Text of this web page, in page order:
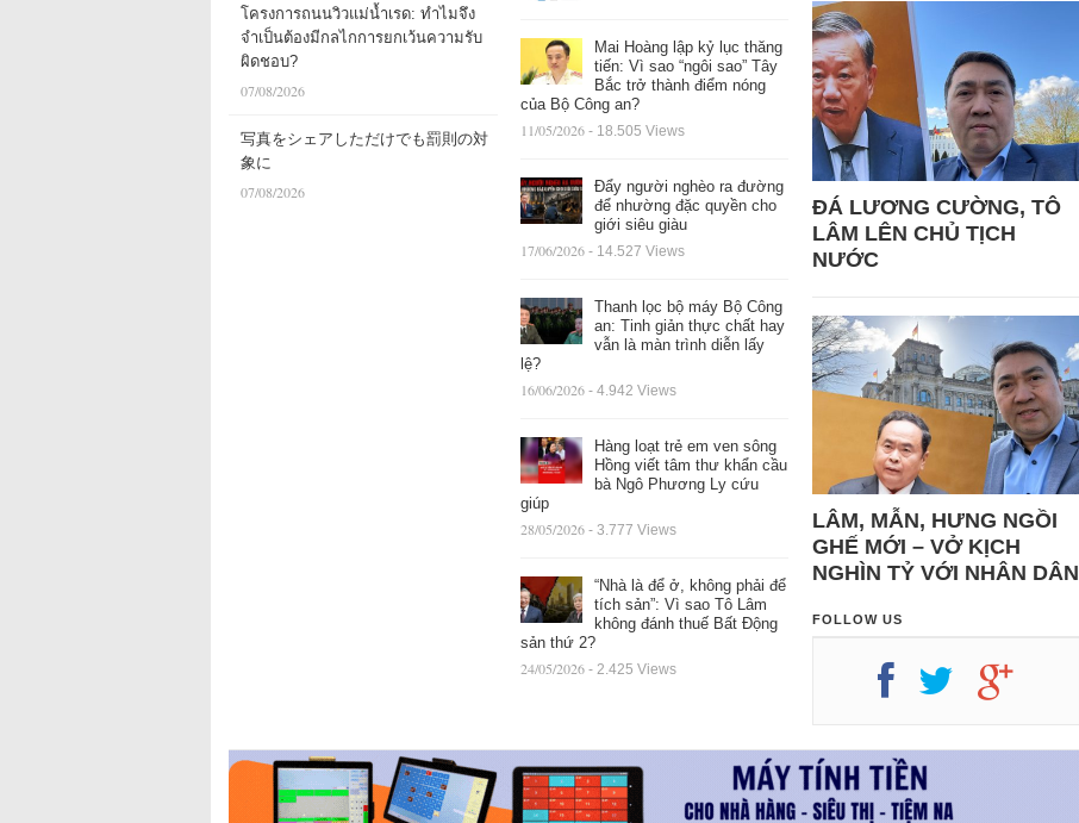
โครงการถนนวิวแม่น้ำเรด: ทำไมจึง
จำเป็นต้องมีกลไกการยกเว้นความรับ
ผิดชอบ?
07/08/2026
写真をシェアしただけでも罰則の対
象に
07/08/2026
Mai Hoàng lập kỷ lục thăng
tiến: Vì sao “ngôi sao” Tây
Bắc trở thành điểm nóng
của Bộ Công an?
11/05/2026 - 18.505 Views
Đẩy người nghèo ra đường
để nhường đặc quyền cho
giới siêu giàu
17/06/2026 - 14.527 Views
Thanh lọc bộ máy Bộ Công
an: Tinh giản thực chất hay
vẫn là màn trình diễn lấy
lệ?
16/06/2026 - 4.942 Views
Hàng loạt trẻ em ven sông
Hồng viết tâm thư khẩn cầu
bà Ngô Phương Ly cứu
giúp
28/05/2026 - 3.777 Views
“Nhà là để ở, không phải để
tích sản”: Vì sao Tô Lâm
không đánh thuế Bất Động
sản thứ 2?
24/05/2026 - 2.425 Views
ĐÁ LƯƠNG CƯỜNG, TÔ
LÂM LÊN CHỦ TỊCH
NƯỚC
LÂM, MẪN, HƯNG NGỒI
GHẾ MỚI – VỞ KỊCH
NGHÌN TỶ VỚI NHÂN DÂN
FOLLOW US